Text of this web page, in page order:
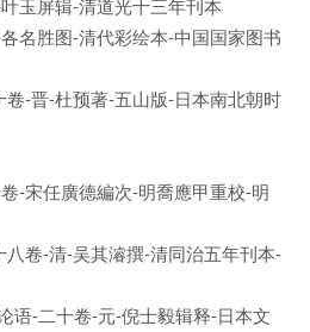
玉屏辑-清道光十三年刊本
名胜图-清代彩绘本-中国国家图书
-晋-杜预著-五山版-日本南北朝时
-宋任廣德編次-明喬應甲重校-明
卷-清-吴其濬撰-清同治五年刊本-
语-二十卷-元-倪士毅辑释-日本文